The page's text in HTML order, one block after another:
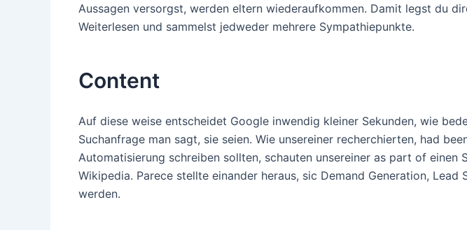
Aussagen versorgst, werden eltern wiederaufkommen. Damit legst du
Weiterlesen und sammelst jedweder mehrere Sympathiepunkte.
Content
Auf diese weise entscheidet Google inwendig kleiner Sekunden, wie
Suchanfrage man sagt, sie seien. Wie unsereiner recherchierten, had
Automatisierung schreiben sollten, schauten unsereiner as part of einen
Wikipedia. Parece stellte einander heraus, sic Demand Generation,
werden.